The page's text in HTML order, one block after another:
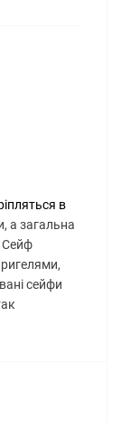
в
а загальна
Сейф
сейфи